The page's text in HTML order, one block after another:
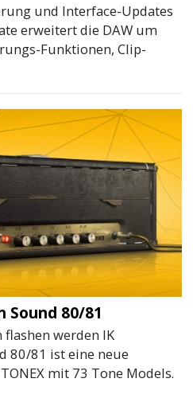
und Interface-Updates
erweitert die DAW um
Funktionen, Clip-
Sound 80/81
werden IK
80/81 ist eine neue
mit 73 Tone Models.